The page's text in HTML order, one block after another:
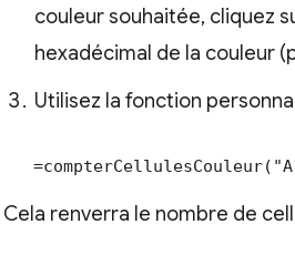
couleur souhaitée, cliquez
hexadécimal de la couleur
Utilisez la fonction
Cela renverra le nombre de